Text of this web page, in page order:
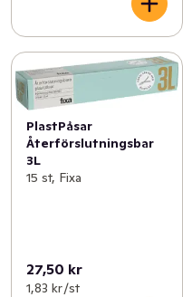
PlastPåsar
Återförslutningsbar
3L
15 st, Fixa
27,50 kr
1,83 kr /st